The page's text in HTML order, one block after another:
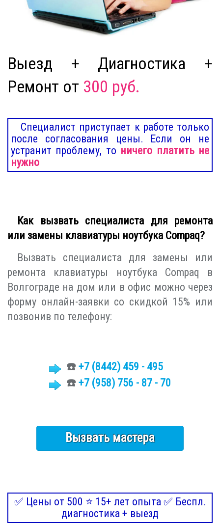
Выезд + Диагностика +
Ремонт от 300 руб.
Специалист приступает к работе только
после согласования цены. Если он не
устранит проблему, то ничего платить не
нужно
Как вызвать специалиста для ремонта
или замены клавиатуры ноутбука Compaq?
Вызвать специалиста для замены или
ремонта клавиатуры ноутбука Compaq в
Волгограде на дом или в офис можно через
форму онлайн-заявки со скидкой 15% или
позвонив по телефону:
☎️ +7 (8442) 459 - 495
☎️ +7 (958) 756 - 87 - 70
Вызвать мастера
✅ Цены от 500 ⭐ 15+ лет опыта ✅ Беспл.
диагностика + выезд